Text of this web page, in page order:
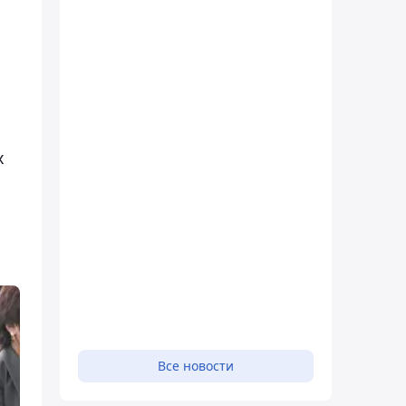
Все новости